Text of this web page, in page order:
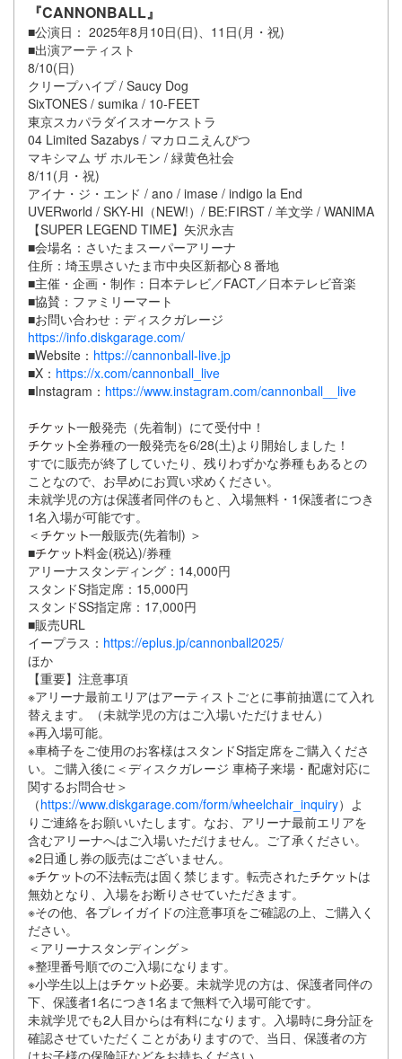
『CANNONBALL』
■公演⽇： 2025年8⽉10⽇(⽇)、11⽇(⽉・祝)
■出演アーティスト
8/10(⽇)
クリープハイプ / Saucy Dog
SixTONES / sumika / 10-FEET
東京スカパラダイスオーケストラ
04 Limited Sazabys / マカロニえんぴつ
マキシマム ザ ホルモン / 緑⻩⾊社会
8/11(⽉・祝)
アイナ・ジ・エンド / ano / imase / indigo la End
UVERworld / SKY-HI（NEW!）/ BE:FIRST / ⽺⽂学 / WANIMA
【SUPER LEGEND TIME】⽮沢永吉
■会場名：さいたまスーパーアリーナ
住所：埼⽟県さいたま市中央区新都⼼８番地
■主催・企画・制作：⽇本テレビ／FACT／⽇本テレビ⾳楽
■協賛：ファミリーマート
■お問い合わせ：ディスクガレージ
https://info.diskgarage.com/
■Website： https://cannonball-live.jp
■X： https://x.com/cannonball_live
■Instagram： https://www.instagram.com/cannonball__live
⼀般発売（先着制）にて受付中！
全券種の⼀般発売を6/28(⼟)より開始しました！
すでに販売が終了していたり、残りわずかな券種もあるとの
ことなので、お早めにお買い求めください。
未就学児の⽅は保護者同伴のもと、⼊場無料・1保護者につき
1名⼊場が可能です。
＜
⼀般販売(先着制) ＞
■
料⾦(税込)/券種
アリーナスタンディング：14,000円
スタンドS指定席：15,000円
スタンドSS指定席：17,000円
■販売URL
イープラス： https://eplus.jp/cannonball2025/
ほか
【重要】注意事項
※アリーナ最前エリアはアーティストごとに事前抽選にて⼊れ
替えます。（未就学児の⽅はご⼊場いただけません）
※再⼊場可能。
※⾞椅⼦をご使⽤のお客様はスタンドS指定席をご購⼊くださ
い。ご購⼊後に＜ディスクガレージ ⾞椅⼦来場・配慮対応に
関するお問合せ＞
（https://www.diskgarage.com/form/wheelchair_inquiry）よ
りご連絡をお願いいたします。なお、アリーナ最前エリアを
含むアリーナへはご⼊場いただけません。ご了承ください。
※2⽇通し券の販売はございません。
※
の不法転売は固く禁じます。転売された
は
無効となり、⼊場をお断りさせていただきます。
※その他、各プレイガイドの注意事項をご確認の上、ご購⼊く
ださい。
＜アリーナスタンディング＞
※整理番号順でのご⼊場になります。
※⼩学⽣以上は
必要。未就学児の⽅は、保護者同伴の
下、保護者1名につき1名まで無料で⼊場可能です。
未就学児でも2⼈⽬からは有料になります。⼊場時に⾝分証を
確認させていただくことがありますので、当⽇、保護者の⽅
はお⼦様の保険証などをお持ちください。